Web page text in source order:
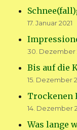
17. Januar 2021
30. Dezember
Bis auf die
15. Dezember
Trockenen
14. Dezember
Was lange